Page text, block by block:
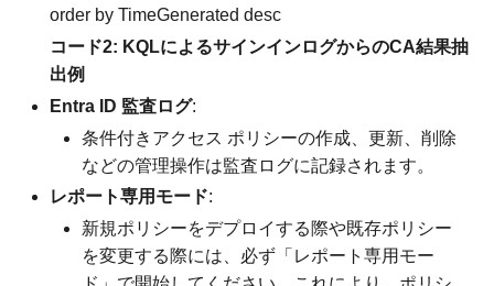
order by TimeGenerated desc
コード2: KQLによるサインインログからのCA結果抽
出例
Entra ID 監査ログ:
条件付きアクセス ポリシーの作成、更新、削除
などの管理操作は監査ログに記録されます。
レポート専用モード:
新規ポリシーをデプロイする際や既存ポリシー
を変更する際には、必ず「レポート専用モー